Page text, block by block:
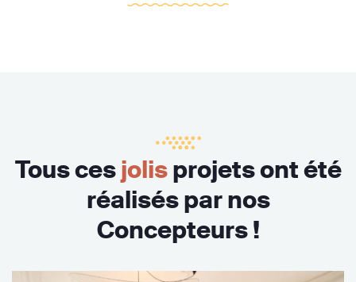
Tous cesjolisprojets ont été
réalisés par nos
Concepteurs !